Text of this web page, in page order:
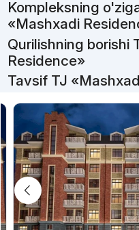
Kompleksning
«Mashxadi
Qurilishning borishi
Residence»
Tavsif TJ